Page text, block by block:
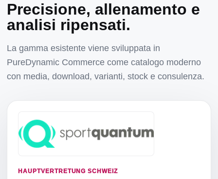
Precisione, allenamento e
analisi ripensati.
La gamma esistente viene sviluppata in
PureDynamic Commerce come catalogo moderno
con media, download, varianti, stock e consulenza.
HAUPTVERTRETUNG SCHWEIZ